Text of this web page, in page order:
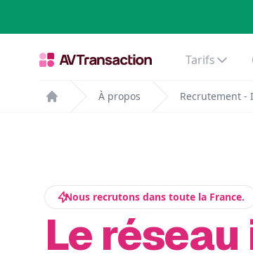
Tarifs
Home
À propos Recrutement -
Nous recrutons dans toute la France.
Le